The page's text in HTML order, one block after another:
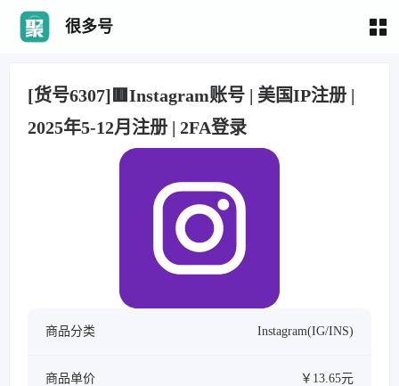
很多号
[货号6307]🟥Instagram账号 | 美国IP注册 |
2025年5-12月注册 | 2FA登录
商品分类 Instagram(IG/INS)
商品单价 ￥13.65元